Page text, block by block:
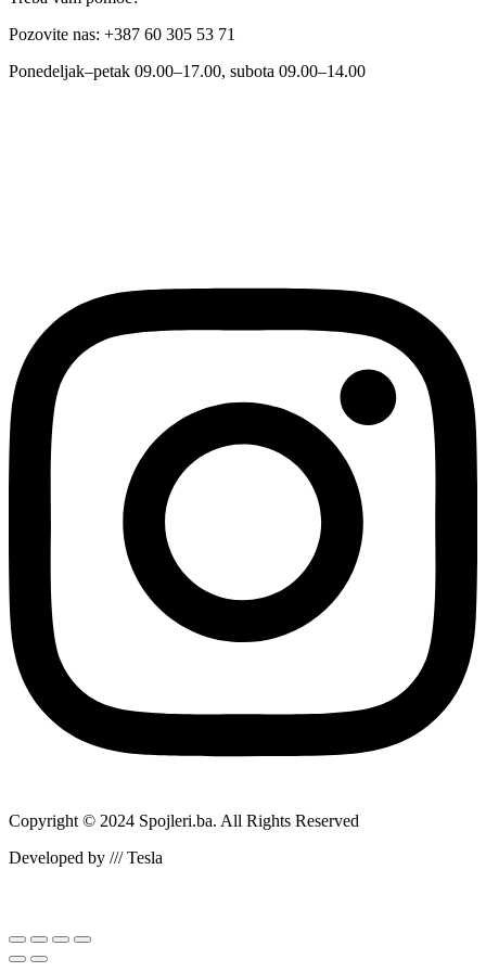
Pozovite nas: +387 60 305 53 71
Ponedeljak–petak 09.00–17.00, subota 09.00–14.00
Copyright © 2024 Spojleri.ba. All Rights Reserved
Developed by /// Tesla